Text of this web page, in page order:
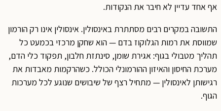
אף אחד עדיין לא חיבר את הנקודות.
התשובה במקרים רבים מסתתרת באינסולין. אינסולין אינו רק הורמון
שמווסת את רמות הגלוקוז בדם — הוא שחקן מרכזי בכמעט כל
תהליך מטבולי בגוף: אגירת שומן, סינתזת חלבון, תפקוד כלי הדם,
מערכת החיסון והאיזון ההורמונלי הכולל. כשהרקמות מאבדות את
רגישותן לאינסולין — מתחיל רצף של שיבושים שנוגע לכל מערכות
הגוף.